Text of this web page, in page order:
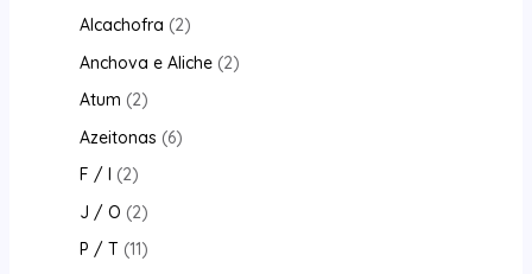
Alcachofra 2
Anchova e Aliche 2
Atum 2
Azeitonas 6
F / I 2
J / O 2
P / T 11